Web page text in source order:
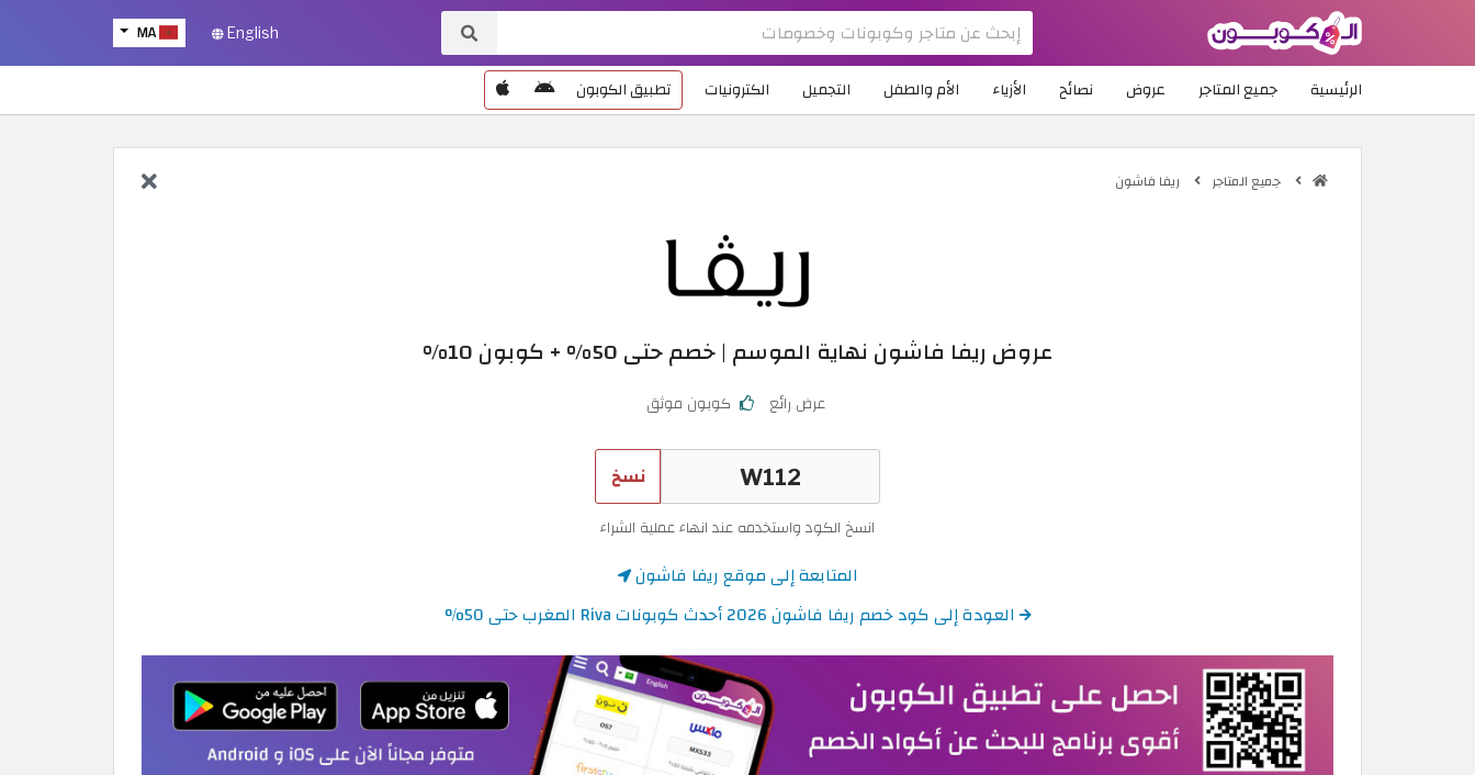
MA English
الرئيسية جميع المتاجر عروض نصائح الأزياء الأم والطفل التجميل الكترونيات تطبيق الكوبون
جميع المتاجر ريفا فاشون
عروض ريفا فاشون نهاية الموسم | خصم حتى 50% + كوبون 10%
عرض رائع كوبون موثق
نسخ
انسخ الكود واستخدمه عند انهاء عملية الشراء
المتابعة إلى موقع ريفا فاشون
العودة إلى كود خصم ريفا فاشون 2026 أحدث كوبونات Riva المغرب حتى 50%